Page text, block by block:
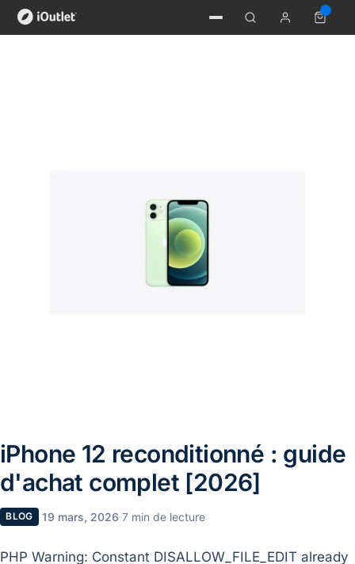
iPhone 12 reconditionné : guide
d'achat complet [2026]
BLOG ·19 mars, 2026·7 min de lecture
PHP Warning: Constant DISALLOW_FILE_EDIT already